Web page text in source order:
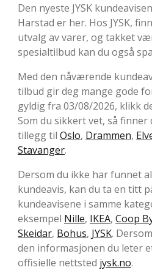
Den nyeste JYSK
Harstad er her. Hos JYSK,
utvalg av varer, og takket
spesialtilbud kan du også
Med den nåværende
tilbud gir deg mange gode
gyldig fra 03/08/2026, klikk
Som du sikkert vet, så finner
tillegg til Oslo, Drammen,
Stavanger.
Dersom du ikke har funnet
kundeavis, kan du ta en titt
kundeavisene i samme
eksempel Nille, IKEA, Coop
Skeidar, Bohus, JYSK.
den informasjonen du leter
offisielle nettsted jysk.no.